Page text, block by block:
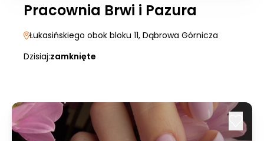
Pracownia Brwi i Pazura
Łukasińskiego obok bloku 11, Dąbrowa Górnicza
Dzisiaj:zamknięte